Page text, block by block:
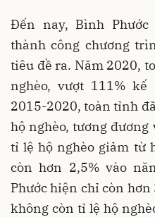
Đến nay, Bình
thành công chương
tiêu đề ra. Năm 2020,
nghèo, vượt 111%
2015-2020, toàn tỉnh
hộ nghèo, tương
tỉ lệ hộ nghèo giảm từ
còn hơn 2,5% vào
Phước hiện chỉ còn
không còn tỉ lệ hộ